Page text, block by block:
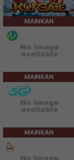
MAINKAN
MAINKAN
MAINKAN